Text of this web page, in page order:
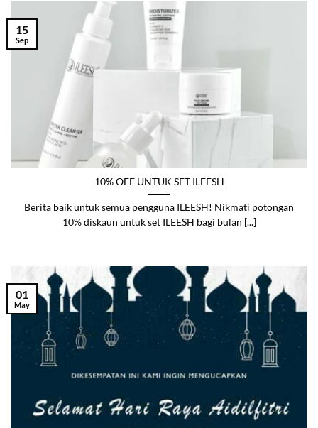
10% OFF UNTUK SET ILEESH
Berita baik untuk semua pengguna ILEESH! Nikmati potongan
10% diskaun untuk set ILEESH bagi bulan [...]
15
Sep
01
May